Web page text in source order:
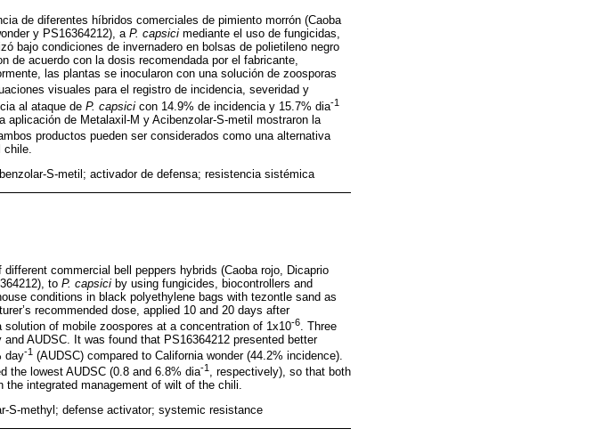
de diferentes híbridos comerciales de pimiento morrón (Caoba
y PS16364212), aP. capsici mediante el uso de fungicidas,
bajo condiciones de invernadero en bolsas de polietileno negro
de acuerdo con la dosis recomendada por el fabricante,
las plantas se inocularon con una solución de zoosporas
visuales para el registro de incidencia, severidad y
al ataque de P. capsici con 14.9% de incidencia y 15.7% dia-1
aplicación de Metalaxil-M y Acibenzolar-S-metil mostraron la
productos pueden ser considerados como una alternativa
chile.
S-metil; activador de defensa; resistencia sistémica
commercial bell peppers hybrids (Caoba rojo, Dicaprio
to P. capsici by using fungicides, biocontrollers and
conditions in black polyethylene bags with tezontle sand as
recommended dose, applied 10 and 20 days after
of mobile zoospores at a concentration of 1x10-6
. Three
AUDSC. It was found that PS16364212 presented better
day-1 (AUDSC) compared to California wonder (44.2% incidence).
the lowest AUDSC (0.8 and 6.8% dia-1 , respectively), so that both
integrated management of wilt of the chili.
S-methyl; defense activator; systemic resistance